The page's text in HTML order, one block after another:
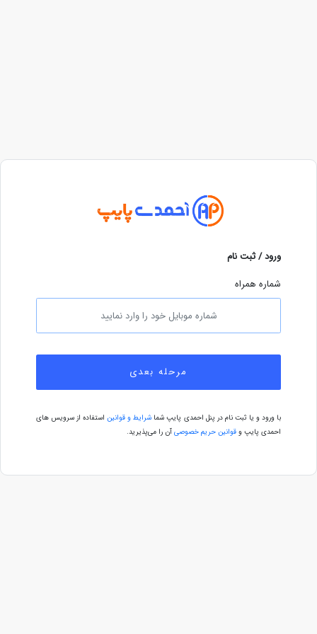
ورود / ثبت نام
شماره همراه
مرحله بعدی
با ورود و یا ثبت نام در پنل احمدی پایپ شما شرایط و قوانین استفاده از سرویس های
احمدی پایپ و قوانین حریم خصوصی آن را می‌پذیرید.